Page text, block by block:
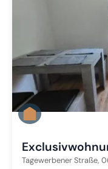
Tagewerbener Straße,